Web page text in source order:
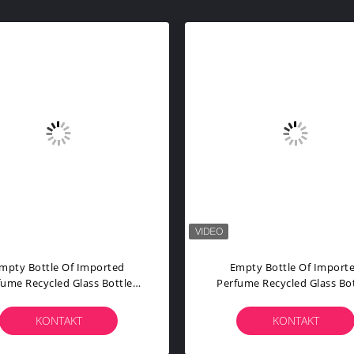
Bottle Of Imported
Recycled Glass Bottles
And Metal Roll Frog
KONTAKT
Empty Bottle Of
Perfume Recycled Glass
Plastic And Metal Roll
KONTAKT